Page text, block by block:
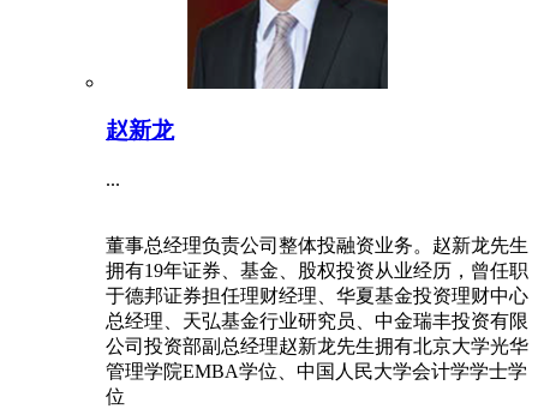
赵新龙
...
董事总经理负责公司整体投融资业务。赵新龙先生
拥有19年证券、基金、股权投资从业经历，曾任职
于德邦证券担任理财经理、华夏基金投资理财中心
总经理、天弘基金行业研究员、中金瑞丰投资有限
公司投资部副总经理赵新龙先生拥有北京大学光华
管理学院EMBA学位、中国人民大学会计学学士学
位